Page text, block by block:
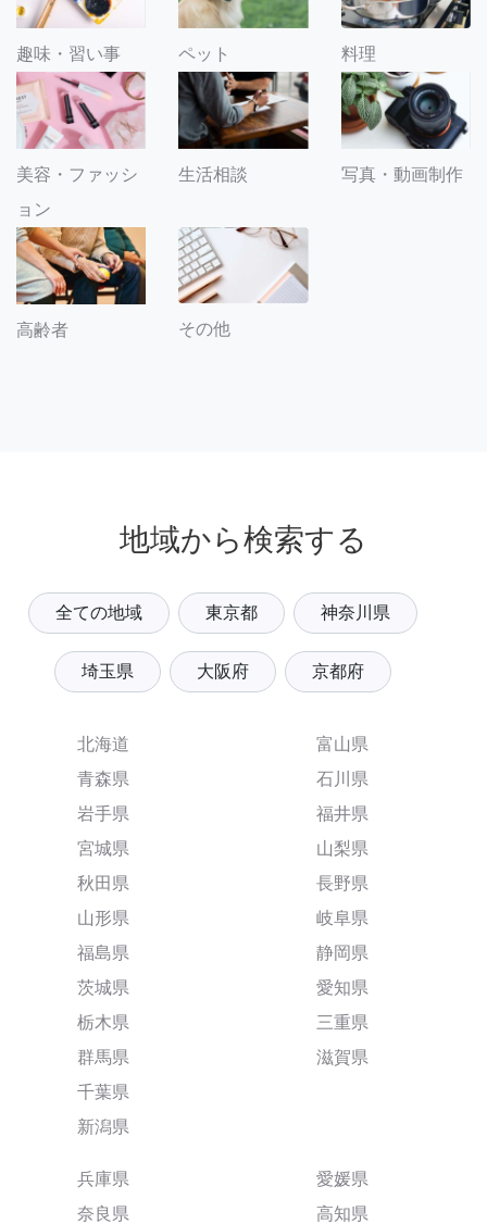
趣味・習い事 ペット 料理
美容・ファッシ
ョン
生活相談 写真・動画制作
高齢者 その他
地域から検索する
全ての地域 東京都 神奈川県
埼玉県 大阪府 京都府
北海道
青森県
岩手県
宮城県
秋田県
山形県
福島県
茨城県
栃木県
群馬県
千葉県
新潟県
富山県
石川県
福井県
山梨県
長野県
岐阜県
静岡県
愛知県
三重県
滋賀県
兵庫県
奈良県
愛媛県
高知県